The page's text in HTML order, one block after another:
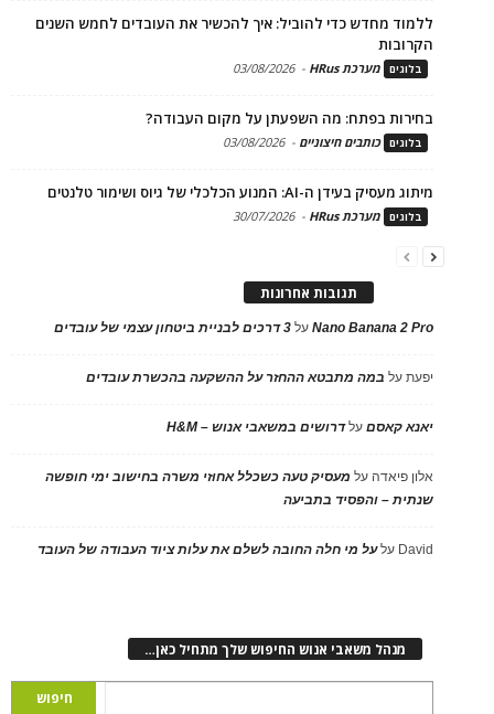
ללמוד מחדש כדי להוביל: איך להכשיר את העובדים לחמש השנים
הקרובות
בלוגים מערכת HRus -
03/08/2026
בחירות בפתח: מה השפעתן על מקום העבודה?
בלוגים כותבים חיצוניים -
03/08/2026
מיתוג מעסיק בעידן ה-AI: המנוע הכלכלי של גיוס ושימור טלנטים
בלוגים מערכת HRus -
30/07/2026
תגובות אחרונות
Nano Banana 2 Proעל 3 דרכים לבניית ביטחון עצמי של עובדים
יפעתעל במה מתבטא ההחזר על ההשקעה בהכשרת עובדים
יאנא קאסםעלדרושים במשאבי אנוש – H&M
אלון פיאדה על מעסיק טעה כשכלל אחוזי משרה בחישוב ימי חופשה
שנתית – והפסיד בתביעה
David עלעל מי חלה החובה לשלם את עלות ציוד העבודה של העובד
מנהל משאבי אנוש החיפוש שלך מתחיל כאן…